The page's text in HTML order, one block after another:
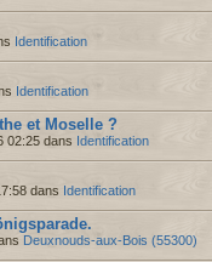
Identification
Identification
et Moselle ?
02:25 dans Identification
dans Identification
Deuxnouds-aux-Bois (55300)